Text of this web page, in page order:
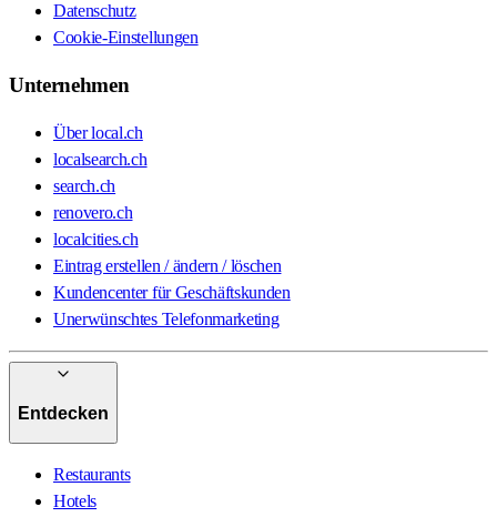
Datenschutz
Cookie-Einstellungen
Unternehmen
Über local.ch
localsearch.ch
search.ch
renovero.ch
localcities.ch
Eintrag erstellen / ändern / löschen
Kundencenter für Geschäftskunden
Unerwünschtes Telefonmarketing
Entdecken
Restaurants
Hotels